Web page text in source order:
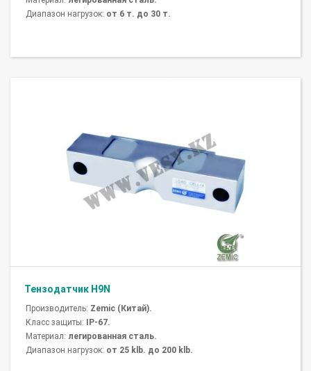
Диапазон нагрузок: от 6 т. до 30 т.
Тензодатчик H9N
Производитель: Zemic (Китай).
Класс защиты:
IP-67.
Материал: легированная сталь.
Диапазон нагрузок: от 25 klb. до 200 klb.